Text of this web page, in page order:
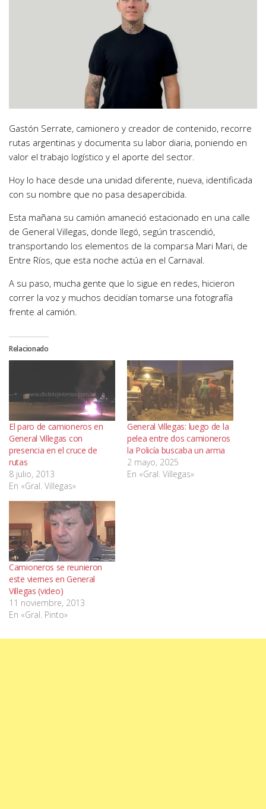
Gastón Serrate, camionero y creador de contenido, recorre
rutas argentinas y documenta su labor diaria, poniendo en
valor el trabajo logístico y el aporte del sector.
Hoy lo hace desde una unidad diferente, nueva, identificada
con su nombre que no pasa desapercibida.
Esta mañana su camión amaneció estacionado en una calle
de General Villegas, donde llegó, según trascendió,
transportando los elementos de la comparsa Mari Mari, de
Entre Ríos, que esta noche actúa en el Carnaval.
A su paso, mucha gente que lo sigue en redes, hicieron
correr la voz y muchos decidían tomarse una fotografía
frente al camión.
Relacionado
El paro de camioneros en
General Villegas con
presencia en el cruce de
rutas
8 julio, 2013
En «Gral. Villegas»
General Villegas: luego de la
pelea entre dos camioneros
la Policía buscaba un arma
2 mayo, 2025
En «Gral. Villegas»
Camioneros se reunieron
este viernes en General
Villegas (video)
11 noviembre, 2013
En «Gral. Pinto»